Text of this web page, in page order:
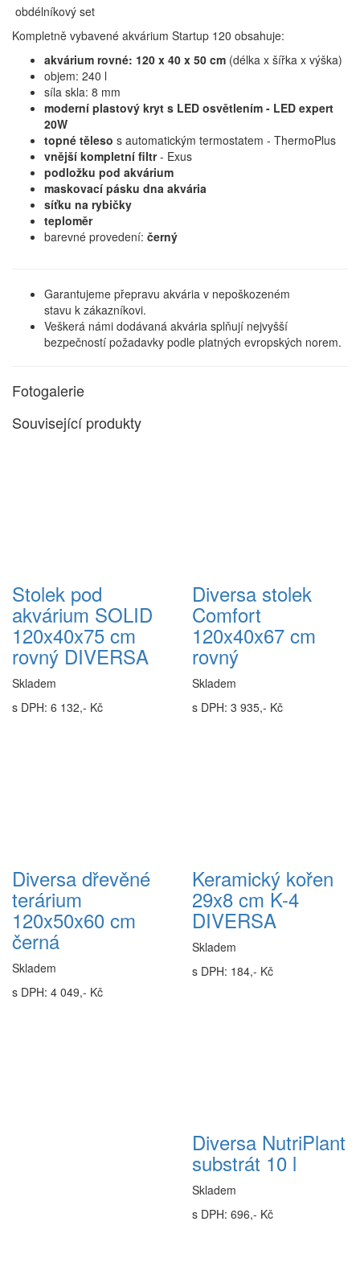
obdélníkový set
Kompletně vybavené akvárium Startup 120 obsahuje:
akvárium rovné: 120 x 40 x 50 cm (délka x šířka x výška)
objem: 240 l
síla skla: 8 mm
moderní plastový kryt s LED osvětlením - LED expert
20W
topné těleso s automatickým termostatem - ThermoPlus
vnější kompletní filtr- Exus
podložku pod akvárium
maskovací pásku dna akvária
síťku na rybičky
teploměr
barevné provedení: černý
Garantujeme přepravu akvária v nepoškozeném
stavu k zákazníkovi.
Veškerá námi dodávaná akvária splňují nejvyšší
bezpečností požadavky podle platných evropských norem.
Fotogalerie
Související produkty
Stolek pod
akvárium SOLID
120x40x75 cm
rovný DIVERSA
Skladem
s DPH: 6 132,- Kč
Diversa stolek
Comfort
120x40x67 cm
rovný
Skladem
s DPH: 3 935,- Kč
Diversa dřevěné
terárium
120x50x60 cm
černá
Skladem
s DPH: 4 049,- Kč
Keramický kořen
29x8 cm K-4
DIVERSA
Skladem
s DPH: 184,- Kč
Diversa NutriPlant
substrát 10 l
Skladem
s DPH: 696,- Kč